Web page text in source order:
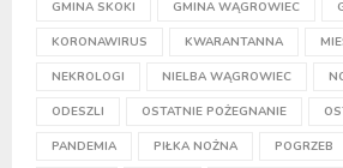
GMINA SKOKI GMINA WĄGROWIEC
KORONAWIRUS KWARANTANNA
NEKROLOGI NIELBA WĄGROWIEC
ODESZLI OSTATNIE POŻEGNANIE
PANDEMIA PIŁKA NOŻNA POGRZEB